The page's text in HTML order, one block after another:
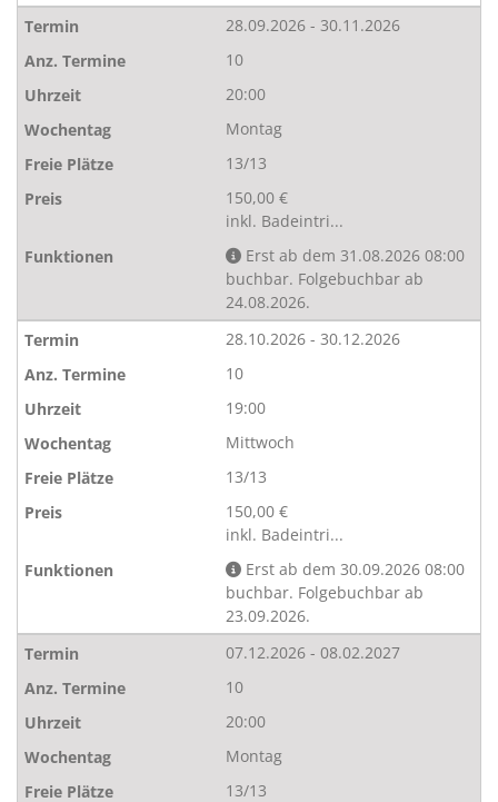
28.09.2026 - 30.11.2026
10
20:00
Montag
13/13
150,00 €
inkl. Badeintri...
Erst ab dem 31.08.2026 08:00
buchbar. Folgebuchbar ab
24.08.2026.
28.10.2026 - 30.12.2026
10
19:00
Mittwoch
13/13
150,00 €
inkl. Badeintri...
Erst ab dem 30.09.2026 08:00
buchbar. Folgebuchbar ab
23.09.2026.
07.12.2026 - 08.02.2027
10
20:00
Montag
13/13